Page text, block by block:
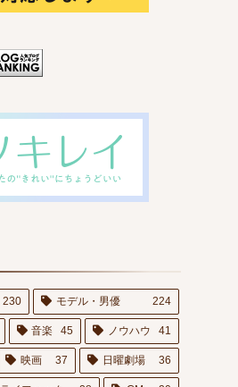
230 モデル・男優 224
音楽 45 ノウハウ 41
映画 37 日曜劇場 36